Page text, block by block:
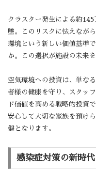
クラスター発生による約
墜。このリスクに怯えなが
環境という新しい価値基準
か。この選択が施設の未来
空気環境への投資は、単な
者様の健康を守り、スタッ
ド価値を高める戦略的投資
安心して大切な家族を預け
盤となります。
感染症対策の新時代